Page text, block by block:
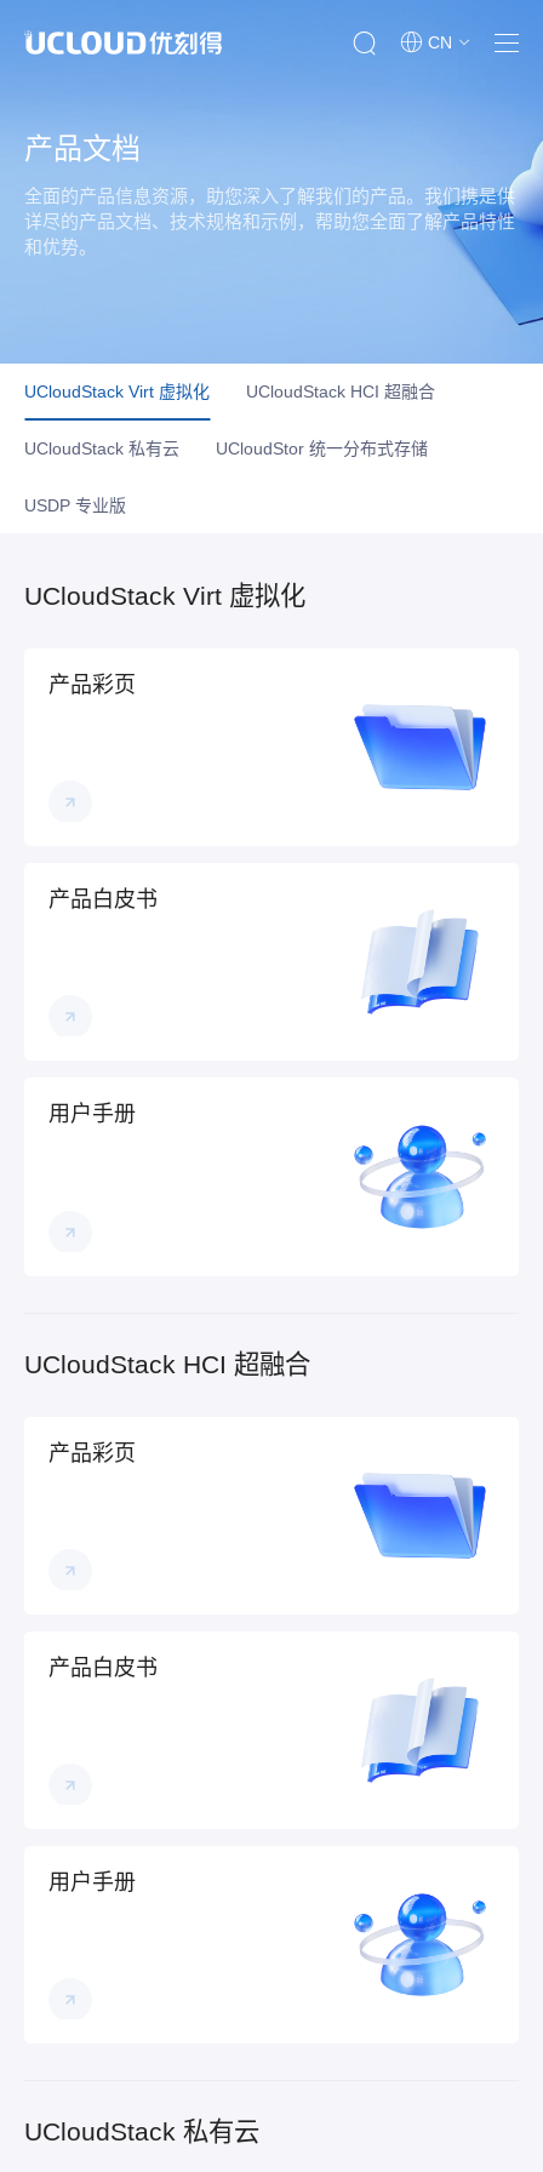
CN
产品文档
全面的产品信息资源，助您深入了解我们的产品。我们携是供
详尽的产品文档、技术规格和示例，帮助您全面了解产品特性
和优势。
UCloudStack Virt 虚拟化 UCloudStack HCI 超融合
UCloudStack 私有云 UCloudStor 统一分布式存储
USDP 专业版
UCloudStack Virt 虚拟化
产品彩页
产品白皮书
用户手册
UCloudStack HCI 超融合
产品彩页
产品白皮书
用户手册
UCloudStack 私有云